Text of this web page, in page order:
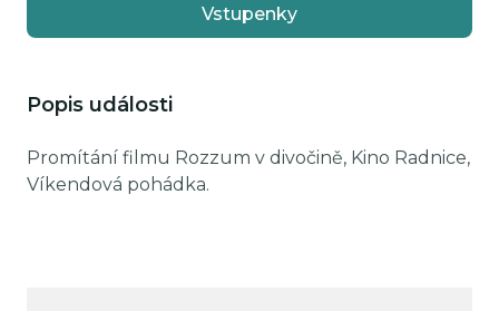
Vstupenky
Popis události
Promítání filmu Rozzum v divočině, Kino Radnice,
Víkendová pohádka.